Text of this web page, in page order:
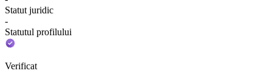
Statut juridic
-
Statutul profilului
Verificat